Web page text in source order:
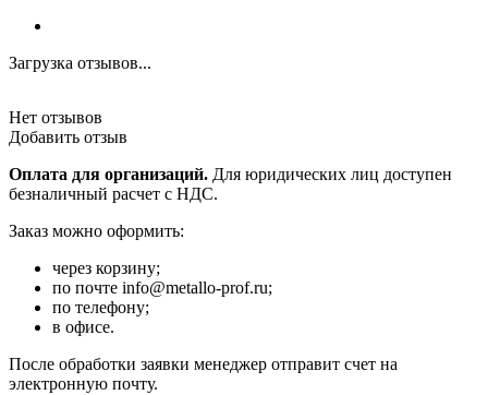
Загрузка отзывов...
Нет отзывов
Добавить отзыв
Оплата для организаций. Для юридических лиц доступен
безналичный расчет с НДС.
Заказ можно оформить:
через корзину;
по почте info@metallo-prof.ru;
по телефону;
в офисе.
После обработки заявки менеджер отправит счет на
электронную почту.